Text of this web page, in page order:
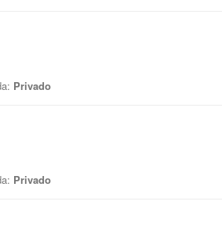
Privado
Privado